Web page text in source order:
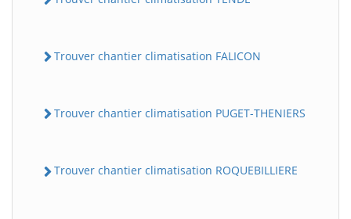
Trouver chantier climatisation FALICON
Trouver chantier climatisation PUGET-THENIERS
Trouver chantier climatisation ROQUEBILLIERE